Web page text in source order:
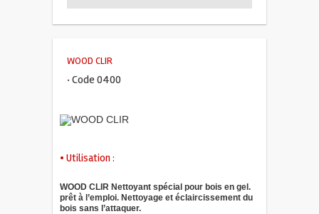
WOOD CLIR
· Code 0400
• Utilisation :
WOOD CLIR Nettoyant spécial pour bois en gel.
prêt à l’emploi. Nettoyage et éclaircissement du
bois sans l’attaquer.